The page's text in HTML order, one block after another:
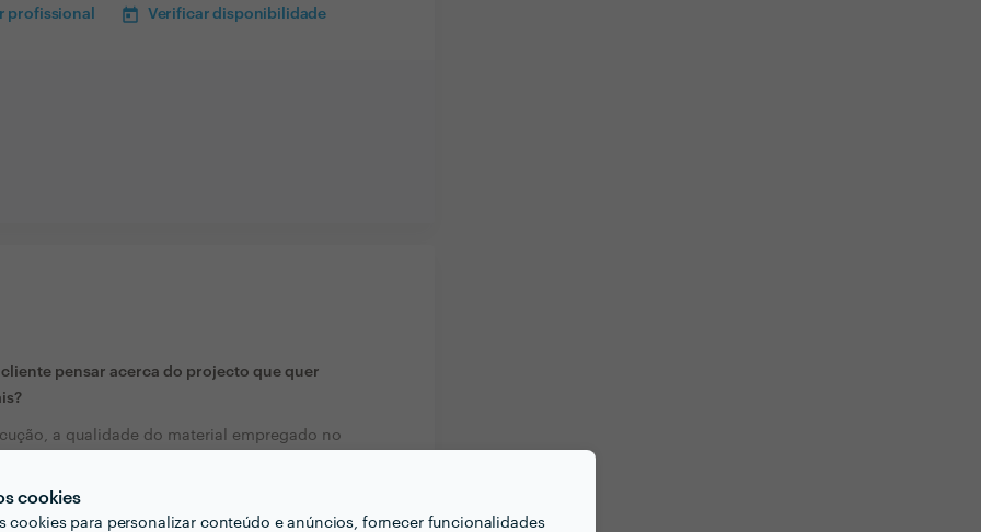
cookies
cookies para personalizar conteúdo e anúncios, fornecer funcionalidades
profissional Verificar disponibilidade
pensar acerca do projecto que quer
a qualidade do material empregado no
executado e os dia e horas combinadas.